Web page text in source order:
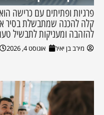
פרגיות ופתיתים עם כרישה
קלה להכנה שמתבשלת בסיר
להזהבה ומעניקות לתבשיל
מירב בן יאיר אוגוסט 4, 2026